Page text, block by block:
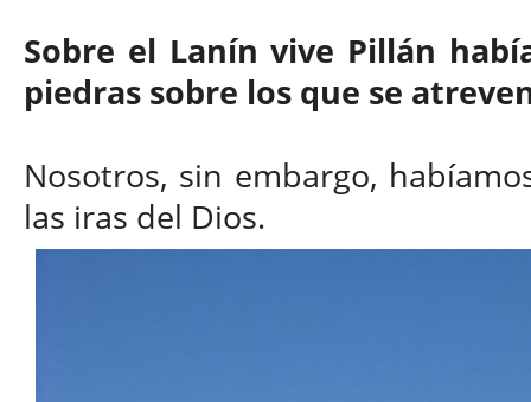
Sobre el Lanín vive Pillán
piedras sobre los que se
Nosotros, sin embargo,
las iras del Dios.